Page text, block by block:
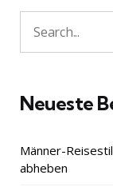
Search
for:
Neueste
Männer-
abheben